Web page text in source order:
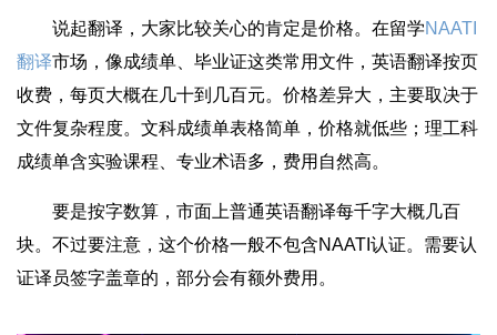
说起翻译，大家比较关心的肯定是价格。在留学NAATI
翻译市场，像成绩单、毕业证这类常用文件，英语翻译按页
收费，每页大概在几十到几百元。价格差异大，主要取决于
文件复杂程度。文科成绩单表格简单，价格就低些；理工科
成绩单含实验课程、专业术语多，费用自然高。
要是按字数算，市面上普通英语翻译每千字大概几百
块。不过要注意，这个价格一般不包含NAATI认证。需要认
证译员签字盖章的，部分会有额外费用。